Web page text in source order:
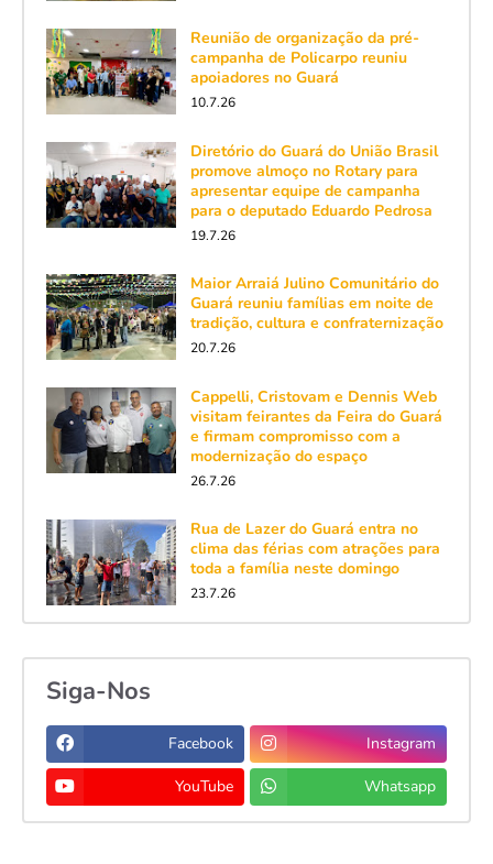
Reunião de organização da pré-
campanha de Policarpo reuniu
apoiadores no Guará
10.7.26
Diretório do Guará do União Brasil
promove almoço no Rotary para
apresentar equipe de campanha
para o deputado Eduardo Pedrosa
19.7.26
Maior Arraiá Julino Comunitário do
Guará reuniu famílias em noite de
tradição, cultura e confraternização
20.7.26
Cappelli, Cristovam e Dennis Web
visitam feirantes da Feira do Guará
e firmam compromisso com a
modernização do espaço
26.7.26
Rua de Lazer do Guará entra no
clima das férias com atrações para
toda a família neste domingo
23.7.26
Siga-Nos
Facebook Instagram
YouTube Whatsapp